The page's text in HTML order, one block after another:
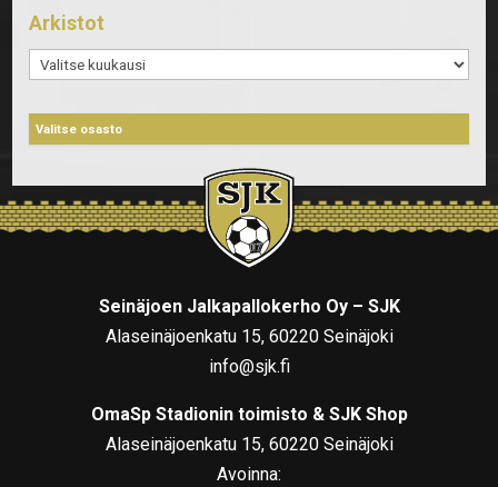
Arkistot
Arkistot
Seinäjoen Jalkapallokerho Oy – SJK
Alaseinäjoenkatu 15, 60220 Seinäjoki
info@sjk.fi
OmaSp Stadionin toimisto & SJK Shop
Alaseinäjoenkatu 15, 60220 Seinäjoki
Avoinna: